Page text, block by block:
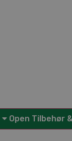
Open Tilbehør